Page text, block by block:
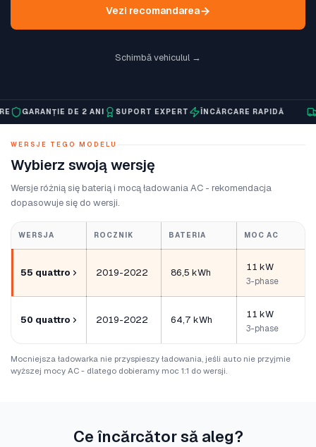
Vezi recomandarea
Schimbă vehiculul →
GARANȚIE DE 2 ANI SUPORT EXPERT ÎNCĂRCARE RAPIDĂ
WERSJE TEGO MODELU
Wybierz swoją wersję
Wersje różnią się baterią i mocą ładowania AC - rekomendacja
dopasowuje się do wersji.
WERSJA ROCZNIK BATERIA MOC AC
55 quattro 2019-2022 86,5 kWh 11 kW
3-phase
50 quattro 2019-2022 64,7 kWh 11 kW
3-phase
Mocniejsza ładowarka nie przyspieszy ładowania, jeśli auto nie przyjmie
wyższej mocy AC - dlatego dobieramy moc 1:1 do wersji.
Ce încărcător să aleg?